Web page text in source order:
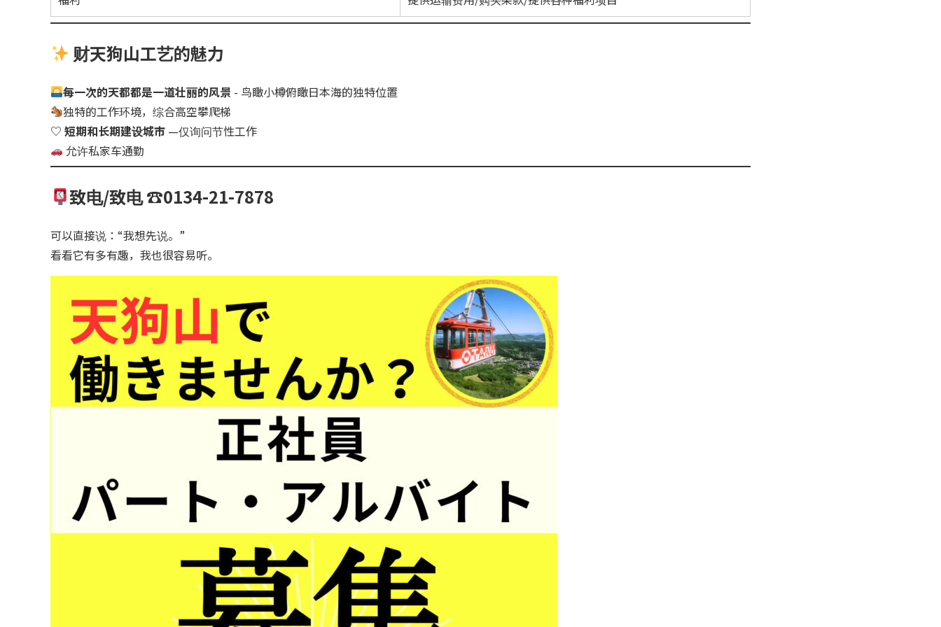
财天狗山工艺的魅力
每一次的天都都是一道壮丽的风景 - 鸟瞰小樽俯瞰日本海的独特位置
独特的工作环境，综合高空攀爬梯
♡ 短期和长期建设城市 —仅询问节性工作
允许私家车通勤
致电/致电 ☎0134-21-7878
可以直接说：“我想先说。”
看看它有多有趣，我也很容易听。